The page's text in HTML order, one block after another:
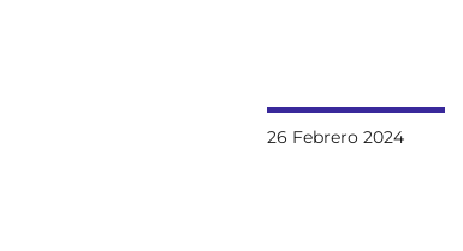
26 Febrero 2024